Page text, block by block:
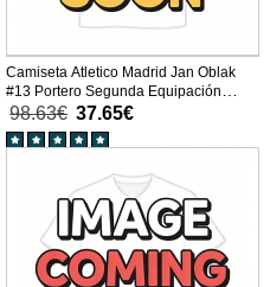
Camiseta Atletico Madrid Jan Oblak
#13 Portero Segunda Equipación
Replica 2025-26 para niños mangas
largas (+ Pantalones cortos)
98.63€ 37.65€